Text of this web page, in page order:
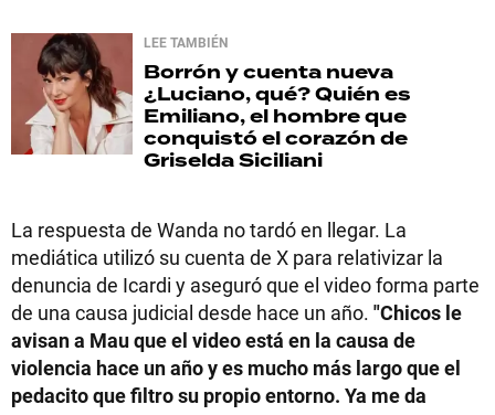
LEE TAMBIÉN
Borrón y cuenta nueva
¿Luciano, qué? Quién es
Emiliano, el hombre que
conquistó el corazón de
Griselda Siciliani
La respuesta de Wanda no tardó en llegar. La
mediática utilizó su cuenta de X para relativizar la
denuncia de Icardi y aseguró que el video forma parte
de una causa judicial desde hace un año. "Chicos le
avisan a Mau que el video está en la causa de
violencia hace un año y es mucho más largo que el
pedacito que filtro su propio entorno. Ya me da